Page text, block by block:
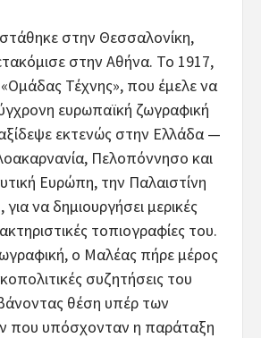
στην Θεσσαλονίκη,
στην Αθήνα. Το 1917,
«Ομάδας Τέχνης», που έμελε να
ευρωπαϊκή ζωγραφική
εκτενώς στην Ελλάδα —
Πελοπόννησο και
Ευρώπη, την Παλαιστίνη
για να δημιουργήσει μερικές
τοπιογραφίες του.
ο Μαλέας πήρε μέρος
συζητήσεις του
θέση υπέρ των
που υπόσχονταν η παράταξη